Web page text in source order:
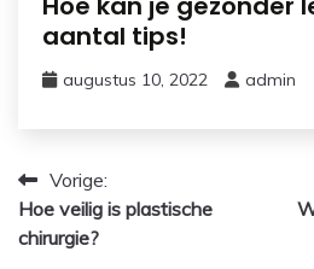
aantal tips!
augustus 10, 2022 admin
Bericht
navigatie
Vorige:
Hoe veilig is plastische
chirurgie?